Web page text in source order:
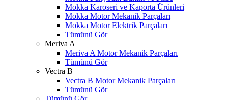
Mokka Karoseri ve Kaporta Ürünleri
Mokka Motor Mekanik Parçaları
Mokka Motor Elektrik Parçaları
Tümünü Gör
Meriva A
Meriva A Motor Mekanik Parçaları
Tümünü Gör
Vectra B
Vectra B Motor Mekanik Parçaları
Tümünü Gör